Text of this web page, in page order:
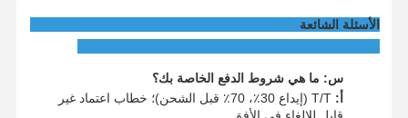
الأسئلة الشائعة
س: ما هي شروط الدفع الخاصة بك؟
أ:
T/T (إيداع 30٪، 70٪ قبل الشحن)؛ خطاب اعتماد غير
قابل للإلغاء في الأفق.